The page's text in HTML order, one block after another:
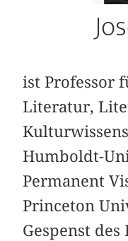
ist Professor
Literatur,
Humboldt-
Permanent
Princeton
Gespenst des